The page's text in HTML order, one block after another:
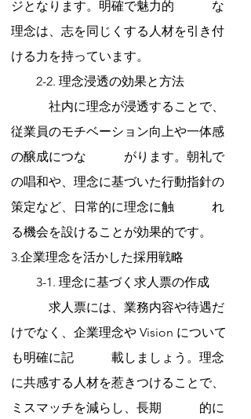
ジとなります。明確で魅力的　　　な
理念は、志を同じくする人材を引き付
ける力を持っています。
2-2. 理念浸透の効果と方法
社内に理念が浸透することで、
従業員のモチベーション向上や一体感
の醸成につな　　　がります。朝礼で
の唱和や、理念に基づいた行動指針の
策定など、日常的に理念に触　　　れ
る機会を設けることが効果的です。
3.企業理念を活かした採用戦略
3-1. 理念に基づく求人票の作成
求人票には、業務内容や待遇だ
けでなく、企業理念や Vision について
も明確に記　　　載しましょう。理念
に共感する人材を惹きつけることで、
ミスマッチを減らし、長期　　　的に